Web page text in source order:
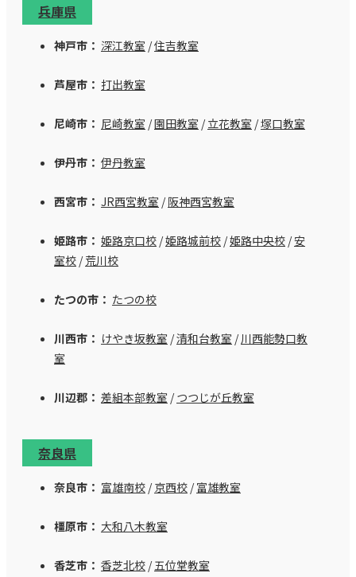
兵庫県
神戸市： 深江教室 /住吉教室
芦屋市： 打出教室
尼崎市： 尼崎教室 /園田教室 /立花教室 /塚口教室
伊丹市： 伊丹教室
西宮市： JR西宮教室 /阪神西宮教室
姫路市： 姫路京口校 /姫路城前校 /姫路中央校 /安
室校 /荒川校
たつの市： たつの校
川西市： けやき坂教室 /清和台教室 /川西能勢口教
室
川辺郡： 差組本部教室 /つつじが丘教室
奈良県
奈良市： 富雄南校 /京西校 /富雄教室
橿原市： 大和八木教室
香芝市： 香芝北校 /五位堂教室